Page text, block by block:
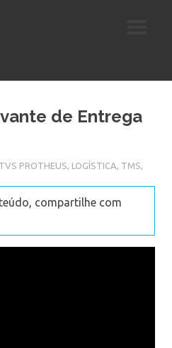
de Entrega
PROTHEUS, LOGÍSTICA, TMS,
compartilhe com